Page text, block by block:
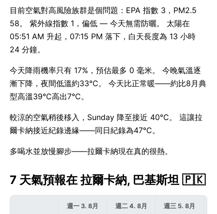
目前空氣對高風險族群是個問題：EPA 指數 3，PM2.5
58。 紫外線指數 1，偏低 — 今天無需防曬。 太陽在
05:51 AM 升起，07:15 PM 落下，白天長度為 13 小時
24 分鐘。
今天降雨機率只有 17%，預估最多 0 毫米。 今晚氣溫逐
漸下降，夜間低溫約33°C。 今天比正常暖——約比8月典
型高溫39°C高出7°C。
較涼的空氣稍後移入，Sunday 降至接近 40°C。 這讓拉
爾卡納接近紀錄邊緣——同日紀錄為47°C。
多喝水並放慢腳步——拉爾卡納現在真的很熱。
7 天氣預報在 拉爾卡納, 巴基斯坦 🇵🇰
週一 3. 8月 週二 4. 8月 週三 5. 8月